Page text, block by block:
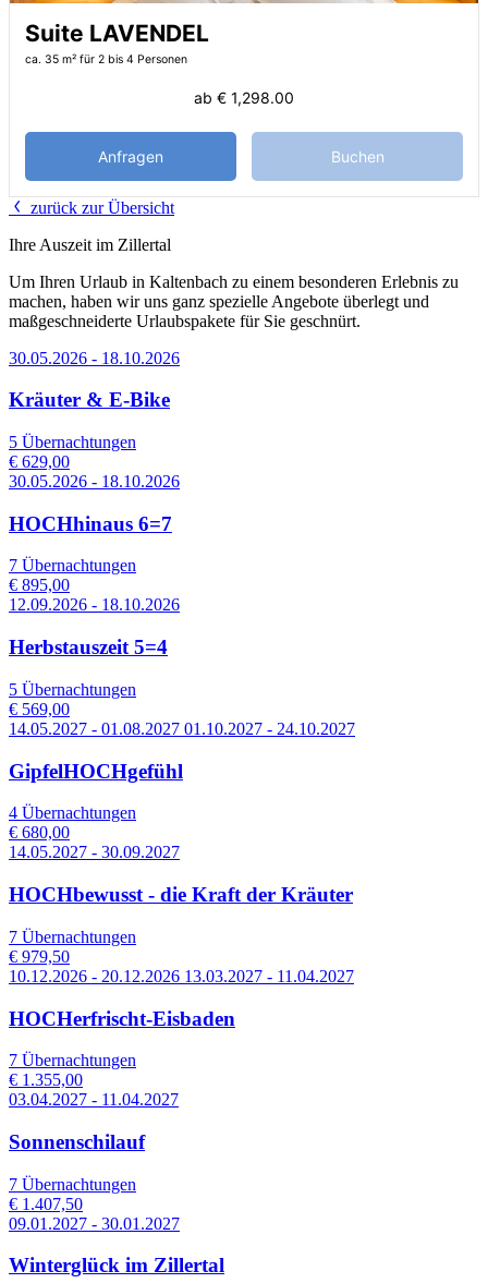
Suite LAVENDEL
ca. 35 m² für 2 bis 4 Personen
ab € 1,298.00
Anfragen Buchen
zurück zur Übersicht
Ihre Auszeit im Zillertal
Um Ihren Urlaub in Kaltenbach zu einem besonderen Erlebnis zu
machen, haben wir uns ganz spezielle Angebote überlegt und
maßgeschneiderte Urlaubspakete für Sie geschnürt.
30.05.2026 - 18.10.2026
Kräuter & E-Bike
5 Übernachtungen
€ 629,00
30.05.2026 - 18.10.2026
HOCHhinaus 6=7
7 Übernachtungen
€ 895,00
12.09.2026 - 18.10.2026
Herbstauszeit 5=4
5 Übernachtungen
€ 569,00
14.05.2027 - 01.08.2027 01.10.2027 - 24.10.2027
GipfelHOCHgefühl
4 Übernachtungen
€ 680,00
14.05.2027 - 30.09.2027
HOCHbewusst - die Kraft der Kräuter
7 Übernachtungen
€ 979,50
10.12.2026 - 20.12.2026 13.03.2027 - 11.04.2027
HOCHerfrischt-Eisbaden
7 Übernachtungen
€ 1.355,00
03.04.2027 - 11.04.2027
Sonnenschilauf
7 Übernachtungen
€ 1.407,50
09.01.2027 - 30.01.2027
Winterglück im Zillertal